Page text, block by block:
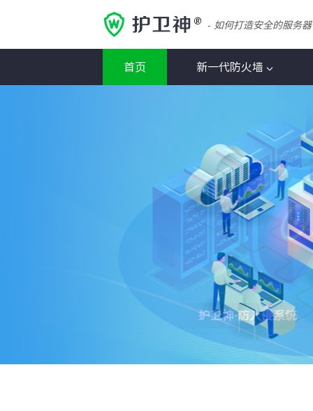
- 如何打造安全的服务器
首页 新一代防火墙